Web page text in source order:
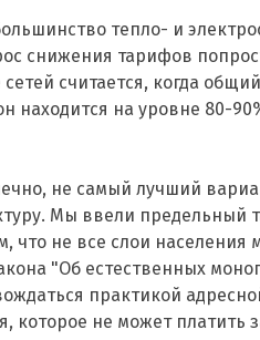
тепло- и
снижения тарифов
считается, когда
находится на уровне 80-
не самый лучший
Мы ввели предельный
что не все слои
"Об естественных
практикой
которое не может платить